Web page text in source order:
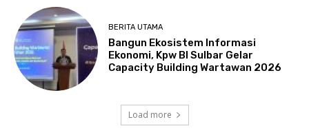
BERITA UTAMA
Bangun Ekosistem Informasi
Ekonomi, Kpw BI Sulbar Gelar
Capacity Building Wartawan 2026
Load more